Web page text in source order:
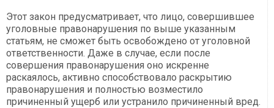
Этот закон предусматривает, что лицо, совершившее
уголовные правонарушения по выше указанным
статьям, не сможет быть освобождено от уголовной
ответственности. Даже в случае, если после
совершения правонарушения оно искренне
раскаялось, активно способствовало раскрытию
правонарушения и полностью возместило
причиненный ущерб или устранило причиненный вред.